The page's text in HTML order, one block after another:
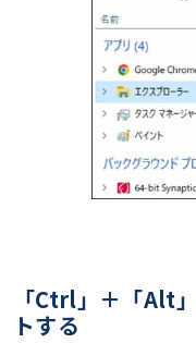
「Ctrl」＋「Alt
トする